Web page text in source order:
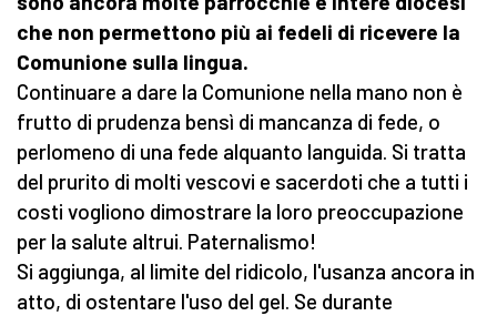
che non permettono più ai fedeli di ricevere la
Comunione sulla lingua.
Continuare a dare la Comunione nella mano non è
frutto di prudenza bensì di mancanza di fede, o
perlomeno di una fede alquanto languida. Si tratta
del prurito di molti vescovi e sacerdoti che a tutti i
costi vogliono dimostrare la loro preoccupazione
per la salute altrui. Paternalismo!
Si aggiunga, al limite del ridicolo, l'usanza ancora in
atto, di ostentare l'uso del gel. Se durante